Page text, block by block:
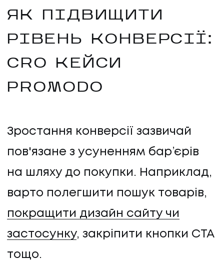
ЯК ПІДВИЩИТИ
РІВЕНЬ КОНВЕРСІЇ:
CRO КЕЙСИ
PROMODO
Зростання конверсії зазвичай
пов'язане з усуненням бар’єрів
на шляху до покупки. Наприклад,
варто полегшити пошук товарів,
покращити дизайн сайту чи
застосунку, закріпити кнопки CTA
тощо.